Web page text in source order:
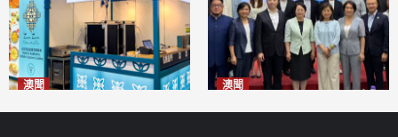
澳聞 澳聞